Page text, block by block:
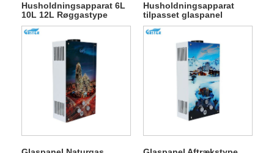
Husholdningsapparat 6L
10L 12L Røggastype
Vægmonteret tilpasset
glaspanel Tankløs instant
gasgejser til brusebad
Husholdningsapparat
tilpasset glaspanel
Røggastype Vægmonteret
gasvandvarmer